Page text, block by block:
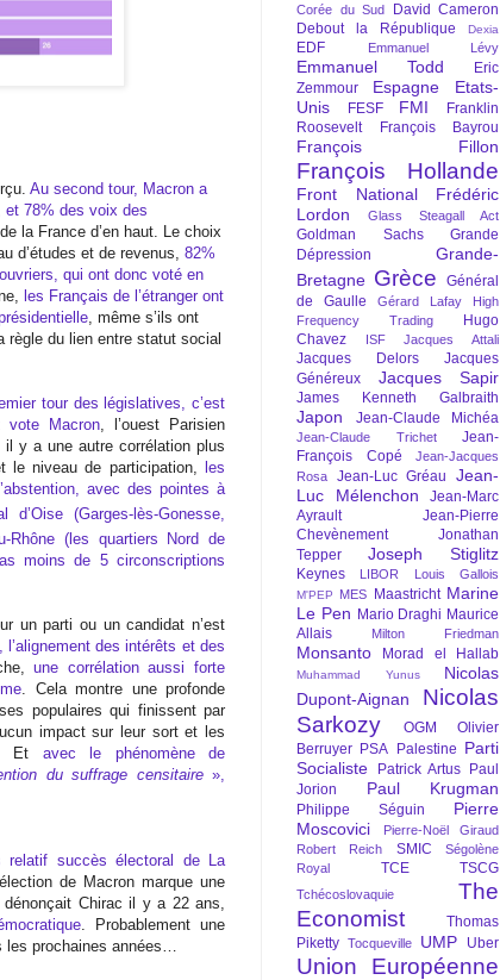
Au second tour, Macron a
78% des voix des
la France d’en haut. Le choix
d’études et de revenus, 82%
qui ont donc voté en
les Français de l’étranger ont
, même s’ils ont
règle du lien entre statut social
tour des législatives, c’est
vote Macron, l’ouest Parisien
y a une autre corrélation plus
le niveau de participation, les
avec des pointes à
d’Oise (Garges-lès-Gonesse,
Rhône (les quartiers Nord de
moins de 5 circonscriptions
un parti ou un candidat n’est
des intérêts et des
une corrélation aussi forte
. Cela montre une profonde
populaires qui finissent par
impact sur leur sort et les
Et avec le phénomène de
du suffrage censitaire »,
succès électoral de La
de Macron marque une
Chirac il y a 22 ans,
. Probablement une
les prochaines années…
Corée du Sud
David Cameron
Debout la République
Dexia
EDF Emmanuel Lévy
Emmanuel Todd
Eric
Zemmour
Espagne
Etats-
Unis
FESF FMI
Franklin
Roosevelt
François Bayrou
François Fillon
François Hollande
Front National
Frédéric
Lordon
Glass Steagall Act
Goldman Sachs
Grande
Dépression
Grande-
Bretagne Grèce
Général
de Gaulle
Gérard Lafay
High
Frequency Trading
Hugo
Chavez
ISF Jacques Attali
Jacques Delors
Jacques
Généreux
Jacques Sapir
James Kenneth Galbraith
Japon Jean-Claude Michéa
Jean-Claude Trichet
Jean-
François Copé
Jean-Jacques
Rosa
Jean-Luc Gréau
Jean-
Luc Mélenchon
Jean-Marc
Ayrault
Jean-Pierre
Chevènement
Jonathan
Tepper
Joseph Stiglitz
Keynes LIBOR Louis Gallois
M'PEP MES Maastricht Marine
Le Pen Mario Draghi Maurice
Allais
Milton Friedman
Monsanto Morad el Hallab
Muhammad Yunus
Nicolas
Dupont-Aignan
Nicolas
Sarkozy
OGM
Olivier
Berruyer PSA Palestine Parti
Socialiste
Patrick Artus
Paul
Jorion
Paul Krugman
Philippe Séguin
Pierre
Moscovici
Pierre-Noël Giraud
Robert Reich
SMIC
Ségolène
Royal
TCE TSCG
Tchécoslovaquie
The
Economist
Thomas
Piketty Tocqueville UMP Uber
Union Européenne